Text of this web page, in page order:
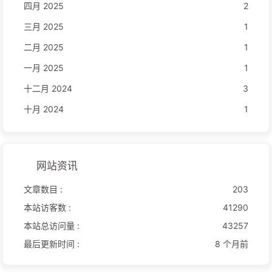
四月 2025
2
三月 2025
1
二月 2025
1
一月 2025
1
十二月 2024
3
十月 2024
1
网站资讯
文章数目 :
203
本站访客数 :
41290
本站总访问量 :
43257
最后更新时间 :
8 个月前